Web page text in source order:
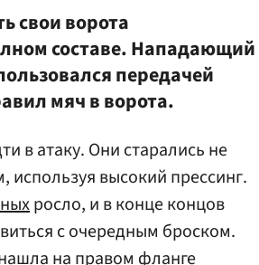
свои ворота
составе. Нападающий
передачей
мяч в ворота.
в атаку. Они старались не
используя высокий прессинг.
росло, и в конце концов
с очередным броском.
на правом фланге